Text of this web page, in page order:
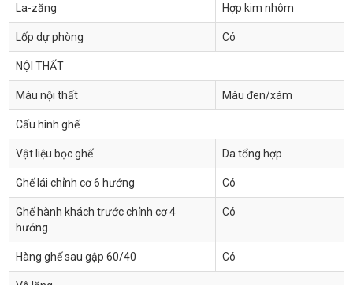
La-zăng Hợp kim nhôm
Lốp dự phòng Có
NỘI THẤT
Màu nội thất Màu đen/xám
Cấu hình ghế
Vật liệu bọc ghế Da tổng hợp
Ghế lái chỉnh cơ 6 hướng Có
Ghế hành khách trước chỉnh cơ 4
hướng
Có
Hàng ghế sau gập 60/40 Có